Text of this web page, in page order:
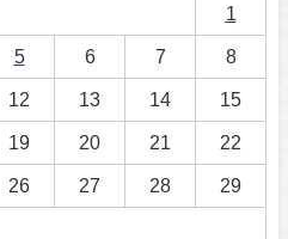
1
5 6 7 8
12 13 14 15
19 20 21 22
26 27 28 29